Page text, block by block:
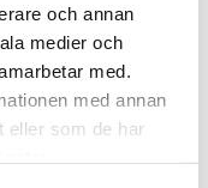
och annan
medier och
med.
med annan
eller som de har
och